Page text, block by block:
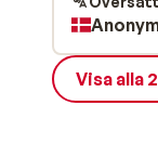
Visa alla